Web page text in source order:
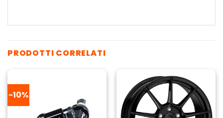
PRODOTTI CORRELATI
-10%